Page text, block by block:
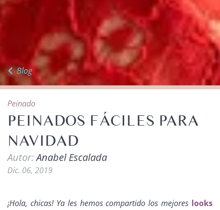
Blog
Peinado
PEINADOS FÁCILES PARA
NAVIDAD
Autor:Anabel Escalada
Dic. 06, 2019
¡Hola, chicas! Ya les hemos compartido los mejores looks